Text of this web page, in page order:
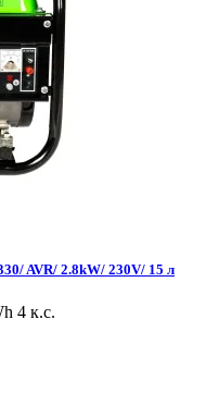
AVR/ 2.8kW/ 230V/ 15 л
4 к.с.